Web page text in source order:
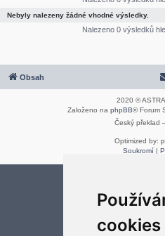
cookies
Nebyly nalezeny žádné vhodné výsledky.
Nalezeno 0 výsledků
Obsah
2020 © ASTRA
Založeno na phpBB® Forum
Český překlad
Optimized by:
Soukromí|